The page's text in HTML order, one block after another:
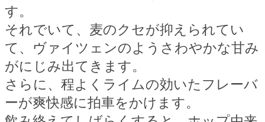
す。
それでいて、麦のクセが抑えられてい
て、ヴァイツェンのようさわやかな甘み
がにじみ出てきます。
さらに、程よくライムの効いたフレーバ
ーが爽快感に拍車をかけます。